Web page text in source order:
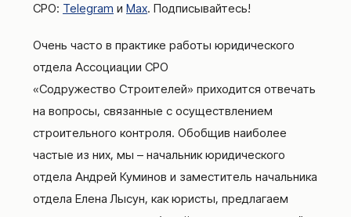
СРО: Telegram и Max. Подписывайтесь!
Очень часто в практике работы юридического
отдела Ассоциации СРО
«Содружество Строителей» приходится отвечать
на вопросы, связанные с осуществлением
строительного контроля. Обобщив наиболее
частые из них, мы – начальник юридического
отдела Андрей Куминов и заместитель начальника
отдела Елена Лысун, как юристы, предлагаем